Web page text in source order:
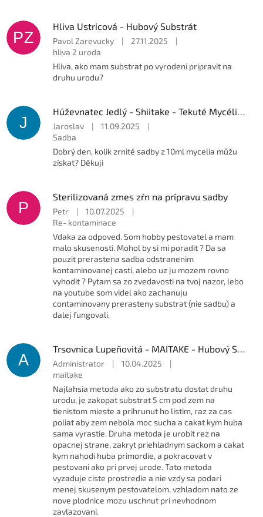
PZ
Hliva Ustricová - Hubový Substrát
Pavol Zarevucky | 27.11.2025
|
hliva 2 uroda
Hliva, ako mam substrat po vyrodeni pripravit na
druhu urodu?
J Jaroslav | 11.09.2025
|
Sadba
Dobrý den, kolik zrnité sadby z 10ml mycelia můžu
získat? Děkuji
P
Sterilizovaná zmes zŕn na prípravu sadby
Petr | 10.07.2025
|
Re- kontaminace
Vdaka za odpoved. Som hobby pestovatel a mam
malo skusenosti. Mohol by si mi poradit ? Da sa
pouzit prerastena sadba odstranenim
kontaminovanej casti, alebo uz ju mozem rovno
vyhodit ? Pytam sa zo zvedavosti na tvoj nazor, lebo
na youtube som videl ako zachanuju
contaminovany prerasteny substrat (nie sadbu) a
dalej fungovali.
A Administrator | 10.04.2025
|
maitake
Najlahsia metoda ako zo substratu dostat druhu
urodu, je zakopat substrat 5 cm pod zem na
tienistom mieste a prihrunut ho listim, raz za cas
poliat aby zem nebola moc sucha a cakat kym huba
sama vyrastie. Druha metoda je urobit rez na
opacnej strane, zakryt priehladnym sackom a cakat
kym nahodi huba primordie, a pokracovat v
pestovani ako pri prvej urode. Tato metoda
vyzaduje ciste prostredie a nie vzdy sa podari
menej skusenym pestovatelom, vzhladom nato ze
nove plodnice mozu uschnut pri nevhodnom
zavlazovani.